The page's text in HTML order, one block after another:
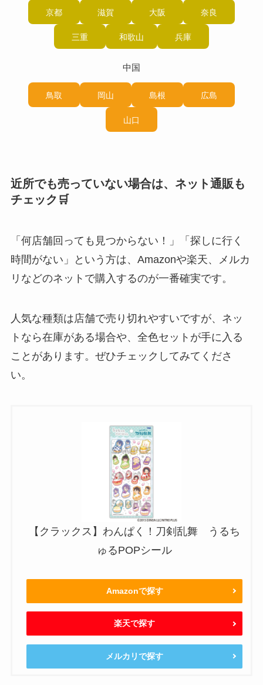
京都 滋賀 大阪 奈良
三重 和歌山 兵庫
中国
鳥取 岡山 島根 広島
山口
近所でも売っていない場合は、ネット通販も
チェック🛒
「何店舗回っても見つからない！」「探しに行く
時間がない」という方は、Amazonや楽天、メルカ
リなどのネットで購入するのが一番確実です。
人気な種類は店舗で売り切れやすいですが、ネッ
トなら在庫がある場合や、全色セットが手に入る
ことがあります。ぜひチェックしてみてくださ
い。
【クラックス】わんぱく！刀剣乱舞 うるち
ゅるPOPシール
Amazonで探す
楽天で探す
メルカリで探す